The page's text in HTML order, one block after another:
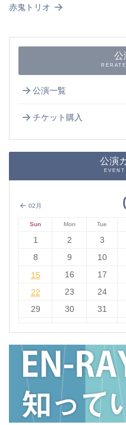
赤鬼トリオ
公
公演一覧
チケット購入
公演
02月
Sun Mon Tue
1 2 3
8
9 10
15
15 16 17
22
22 23 24
29
30 31